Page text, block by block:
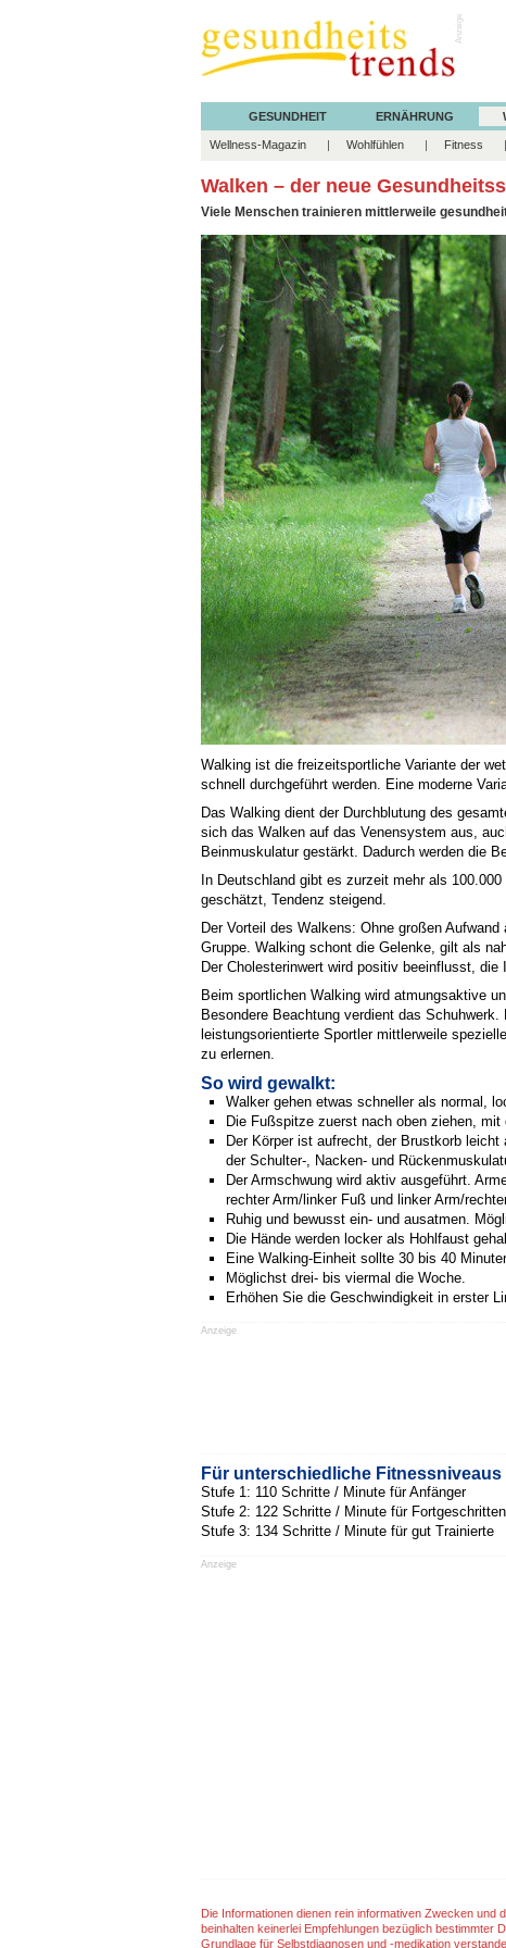
Anzeige
GESUNDHEIT ERNÄHRUNG
Wellness-Magazin Wohlfühlen Fitness
Walken – der neue
Viele Menschen trainieren mittlerweile
Walking ist die freizeitsportliche Variante der
schnell durchgeführt werden. Eine moderne
Das Walking dient der Durchblutung des
sich das Walken auf das Venensystem aus,
Beinmuskulatur gestärkt. Dadurch werden die
In Deutschland gibt es zurzeit mehr als
geschätzt, Tendenz steigend.
Der Vorteil des Walkens: Ohne großen
Gruppe. Walking schont die Gelenke, gilt als
Der Cholesterinwert wird positiv beeinflusst, die
Beim sportlichen Walking wird atmungsaktive
Besondere Beachtung verdient das
leistungsorientierte Sportler mittlerweile
zu erlernen.
So wird gewalkt:
Walker gehen etwas schneller als normal,
Die Fußspitze zuerst nach oben ziehen,
Der Körper ist aufrecht, der Brustkorb
der Schulter-, Nacken- und
Der Armschwung wird aktiv ausgeführt.
rechter Arm/linker Fuß und linker Arm/
Ruhig und bewusst ein- und ausatmen.
Die Hände werden locker als Hohlfaust
Eine Walking-Einheit sollte 30 bis 40
Möglichst drei- bis viermal die Woche.
Erhöhen Sie die Geschwindigkeit in erster
Anzeige
Für unterschiedliche
Stufe 1: 110 Schritte / Minute für Anfänger
Stufe 2: 122 Schritte / Minute für
Stufe 3: 134 Schritte / Minute für gut Trainierte
Anzeige
Die Informationen dienen rein informativen Zwecken
beinhalten keinerlei Empfehlungen bezüglich bestimmter
Grundlage für Selbstdiagnosen und -medikation